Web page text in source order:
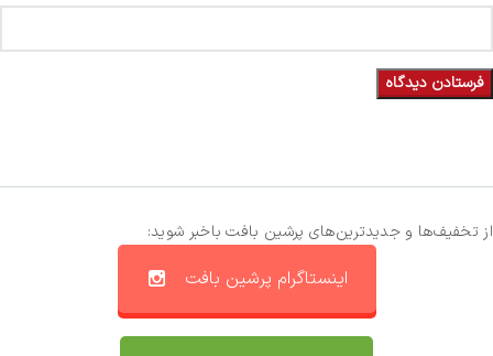
از تخفیف‌ها و جدیدترین‌های پرشین بافت باخبر شوید:
اینستاگرام پرشین بافت